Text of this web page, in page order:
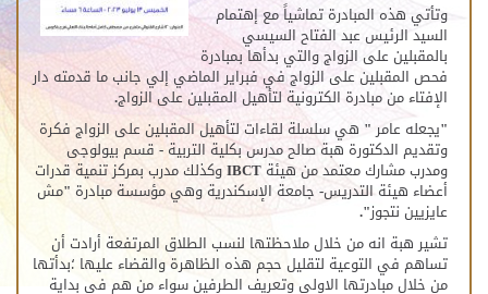
وتأتي هذه المبادرة تماشياً مع إهتمام
السيد الرئيس عبد الفتاح السيسي
بالمقبلين على الزواج والتي بدأها بمبادرة
فحص المقبلين على الزواج في فبراير الماضي إلي جانب ما قدمته دار
الإفتاء من مبادرة الكترونية لتأهيل المقبلين على الزواج.
"يجعله عامر " هي سلسلة لقاءات لتأهيل المقبلين على الزواج فكرة
وتقديم الدكتورة هبة صالح مدرس بكلية التربية - قسم بيولوجى
ومدرب مشارك معتمد من هيئة IBCT وكذلك مدرب بمركز تنمية قدرات
أعضاء هيئة التدريس- جامعة الإسكندرية وهي مؤسسة مبادرة "مش
عايزيين نتجوز".
تشير هبة انه من خلال ملاحظتها لنسب الطلاق المرتفعة أرادت أن
تساهم في التوعية لتقليل حجم هذه الظاهرة والقضاء عليها ؛بدأتها
من خلال مبادرتها الاولى وتعريف الطرفين سواء من هم في بداية